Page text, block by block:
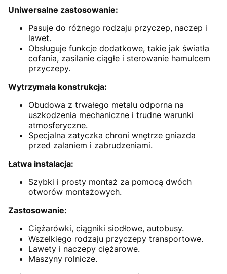
Uniwersalne zastosowanie:
Pasuje do różnego rodzaju przyczep, naczep i
lawet.
Obsługuje funkcje dodatkowe, takie jak światła
cofania, zasilanie ciągłe i sterowanie hamulcem
przyczepy.
Wytrzymała konstrukcja:
Obudowa z trwałego metalu odporna na
uszkodzenia mechaniczne i trudne warunki
atmosferyczne.
Specjalna zatyczka chroni wnętrze gniazda
przed zalaniem i zabrudzeniami.
Łatwa instalacja:
Szybki i prosty montaż za pomocą dwóch
otworów montażowych.
Zastosowanie:
Ciężarówki, ciągniki siodłowe, autobusy.
Wszelkiego rodzaju przyczepy transportowe.
Lawety i naczepy ciężarowe.
Maszyny rolnicze.